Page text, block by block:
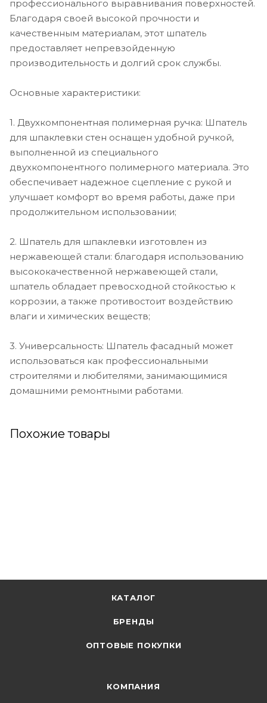
профессионального выравнивания поверхностей.
Благодаря своей высокой прочности и
качественным материалам, этот шпатель
предоставляет непревзойденную
производительность и долгий срок службы.
Основные характеристики:
1. Двухкомпонентная полимерная ручка: Шпатель
для шпаклевки стен оснащен удобной ручкой,
выполненной из специального
двухкомпонентного полимерного материала. Это
обеспечивает надежное сцепление с рукой и
улучшает комфорт во время работы, даже при
продолжительном использовании;
2. Шпатель для шпаклевки изготовлен из
нержавеющей стали: благодаря использованию
высококачественной нержавеющей стали,
шпатель обладает превосходной стойкостью к
коррозии, а также противостоит воздействию
влаги и химических веществ;
3. Универсальность: Шпатель фасадный может
использоваться как профессиональными
строителями и любителями, занимающимися
домашними ремонтными работами.
Похожие товары
КАТАЛОГ
БРЕНДЫ
ОПТОВЫЕ ПОКУПКИ
КОМПАНИЯ